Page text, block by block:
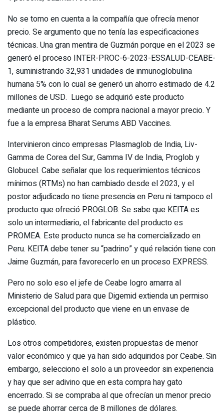
No se tomo en cuenta a la compañía que ofrecía menor
precio. Se argumento que no tenía las especificaciones
técnicas. Una gran mentira de Guzmán porque en el 2023 se
generó el proceso INTER-PROC-6-2023-ESSALUD-CEABE-
1, suministrando 32,931 unidades de inmunoglobulina
humana 5% con lo cual se generó un ahorro estimado de 4.2
millones de USD. Luego se adquirió este producto
mediante un proceso de compra nacional a mayor precio. Y
fue a la empresa Bharat Serums ABD Vaccines.
Intervinieron cinco empresas Plasmaglob de India, Liv-
Gamma de Corea del Sur, Gamma IV de India, Proglob y
Globucel. Cabe señalar que los requerimientos técnicos
mínimos (RTMs) no han cambiado desde el 2023, y el
postor adjudicado no tiene presencia en Peru ni tampoco el
producto que ofreció PROGLOB. Se sabe que KEITA es
solo un intermediario, el fabricante del producto es
PROMEA. Este producto nunca se ha comercializado en
Peru. KEITA debe tener su “padrino” y qué relación tiene con
Jaime Guzmán, para favorecerlo en un proceso EXPRESS.
Pero no solo eso el jefe de Ceabe logro amarra al
Ministerio de Salud para que Digemid extienda un permiso
excepcional del producto que viene en un envase de
plástico.
Los otros competidores, existen propuestas de menor
valor económico y que ya han sido adquiridos por Ceabe. Sin
embargo, selecciono el solo a un proveedor sin experiencia
y hay que ser adivino que en esta compra hay gato
encerrado. Si se compraba al que ofrecían un menor precio
se puede ahorrar cerca de 8 millones de dólares.